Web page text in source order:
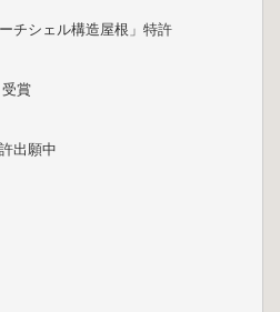
チシェル構造屋根」特許
賞
出願中